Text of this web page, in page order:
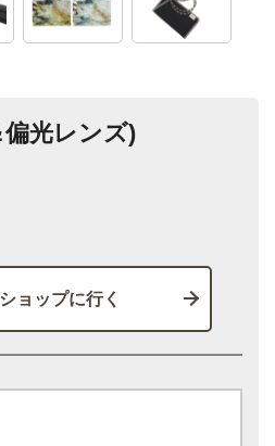
偏光レンズ)
ョップに行く